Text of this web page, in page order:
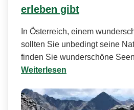
erleben gibt
In Österreich, einem
sollten Sie unbedingt seine
finden Sie wunderschöne
Weiterlesen